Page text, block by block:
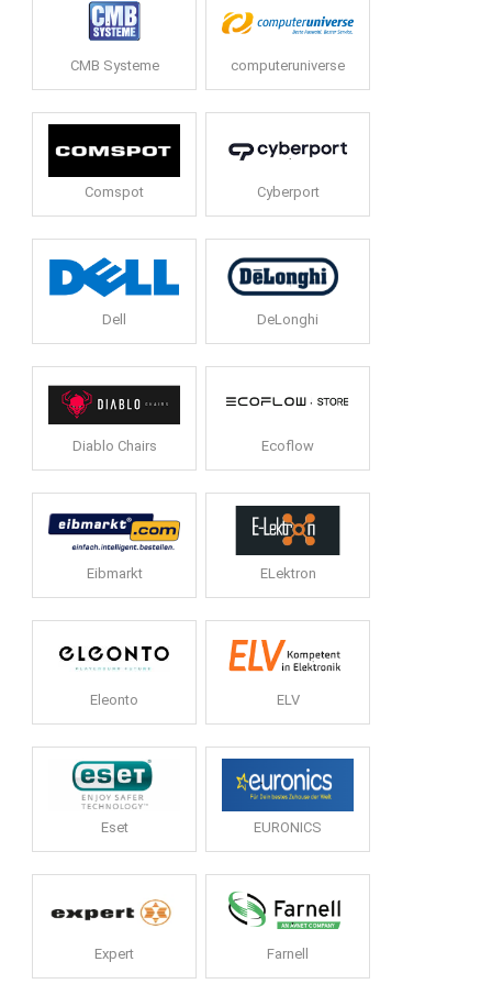
CMB Systeme computeruniverse
Comspot Cyberport
Dell DeLonghi
Diablo Chairs Ecoflow
Eibmarkt ELektron
Eleonto ELV
Eset EURONICS
Expert Farnell